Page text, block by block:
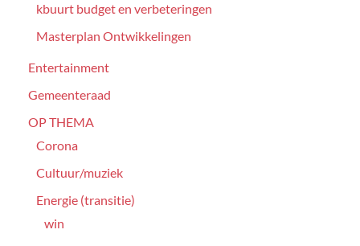
kbuurt budget en verbeteringen
Masterplan Ontwikkelingen
Entertainment
Gemeenteraad
OP THEMA
Corona
Cultuur/muziek
Energie (transitie)
win